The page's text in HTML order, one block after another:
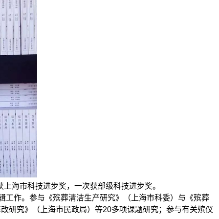
市科技进步奖，一次获部级科技进步奖。
作。参与《殡葬清洁生产研究》（上海市科委）与《殡葬
研究》（上海市民政局）等20多项课题研究；参与有关殡仪